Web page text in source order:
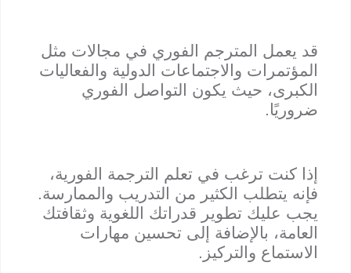
قد يعمل المترجم الفوري في مجالات مثل
المؤتمرات والاجتماعات الدولية والفعاليات
الكبرى، حيث يكون التواصل الفوري
ضروريًا.
إذا كنت ترغب في تعلم الترجمة الفورية،
فإنه يتطلب الكثير من التدريب والممارسة.
يجب عليك تطوير قدراتك اللغوية وثقافتك
العامة، بالإضافة إلى تحسين مهارات
الاستماع والتركيز.